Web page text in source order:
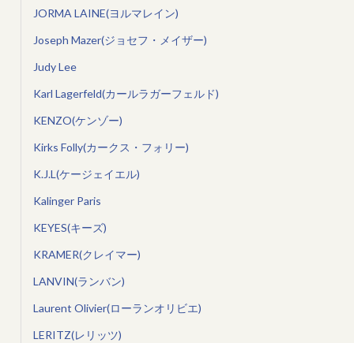
JORMA LAINE(ヨルマレイン)
Joseph Mazer(ジョセフ・メイザー)
Judy Lee
Karl Lagerfeld(カールラガーフェルド)
KENZO(ケンゾー)
Kirks Folly(カークス・フォリー)
K.J.L(ケージェイエル)
Kalinger Paris
KEYES(キーズ)
KRAMER(クレイマー)
LANVIN(ランバン)
Laurent Olivier(ローランオリビエ)
LERITZ(レリッツ)